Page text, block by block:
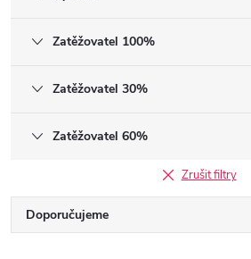
Zatěžovatel 100%
Zatěžovatel 30%
Zatěžovatel 60%
Zrušit filtry
Řazení produktů
Doporučujeme